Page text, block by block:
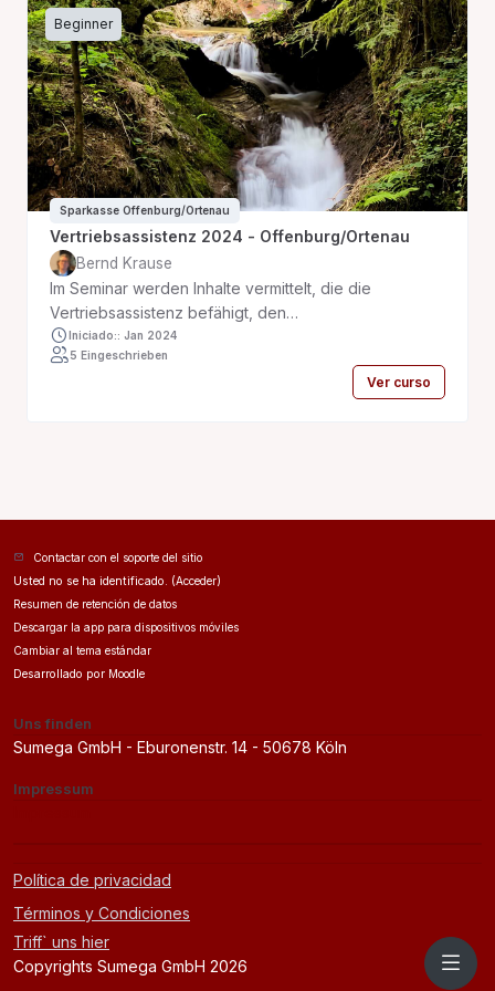
Beginner
Sparkasse Offenburg/Ortenau
Vertriebsassistenz 2024 - Offenburg/Ortenau
Bernd Krause
Im Seminar werden Inhalte vermittelt, die die
Vertriebsassistenz befähigt, den
Firmenkundenberater bei der Termin Vor- und
Nachbereitung qualifiziert zu unterstützen. Das
umfasst die Vermittlung von grundlegendem
Iniciado:: Jan 2024
5 Eingeschrieben
Ver curso
Contactar con el soporte del sitio
Usted no se ha identificado. (Acceder)
Resumen de retención de datos
Descargar la app para dispositivos móviles
Cambiar al tema estándar
Desarrollado por Moodle
Uns finden
Sumega GmbH - Eburonenstr. 14 - 50678 Köln
Impressum
Política de privacidad
Términos y Condiciones
Triff` uns hier
Copyrights Sumega GmbH 2026